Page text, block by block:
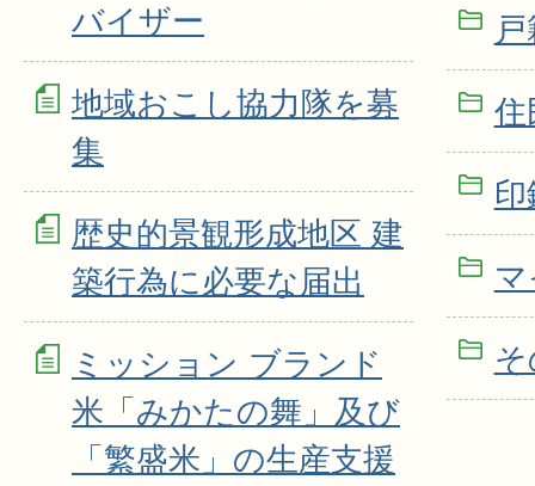
バイザー
地域おこし協力隊を募
集
歴史的景観形成地区 建
築行為に必要な届出
ミッション ブランド
米「みかたの舞」及び
「繁盛米」の生産支援
住
印